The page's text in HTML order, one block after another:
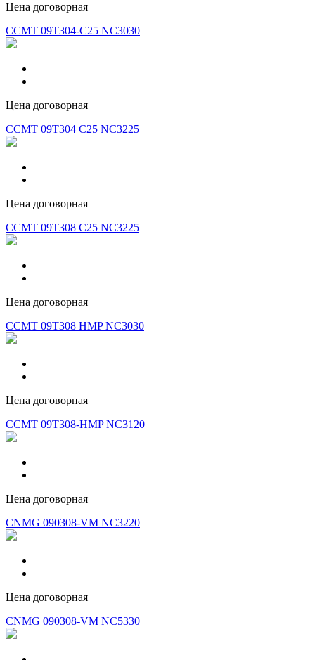
Цена договорная
CCMT 09T304-C25 NC3030
Цена договорная
CCMT 09T304 C25 NC3225
Цена договорная
CCMT 09T308 C25 NC3225
Цена договорная
CCMT 09T308 HMP NC3030
Цена договорная
CCMT 09T308-HMP NC3120
Цена договорная
CNMG 090308-VM NC3220
Цена договорная
CNMG 090308-VM NC5330